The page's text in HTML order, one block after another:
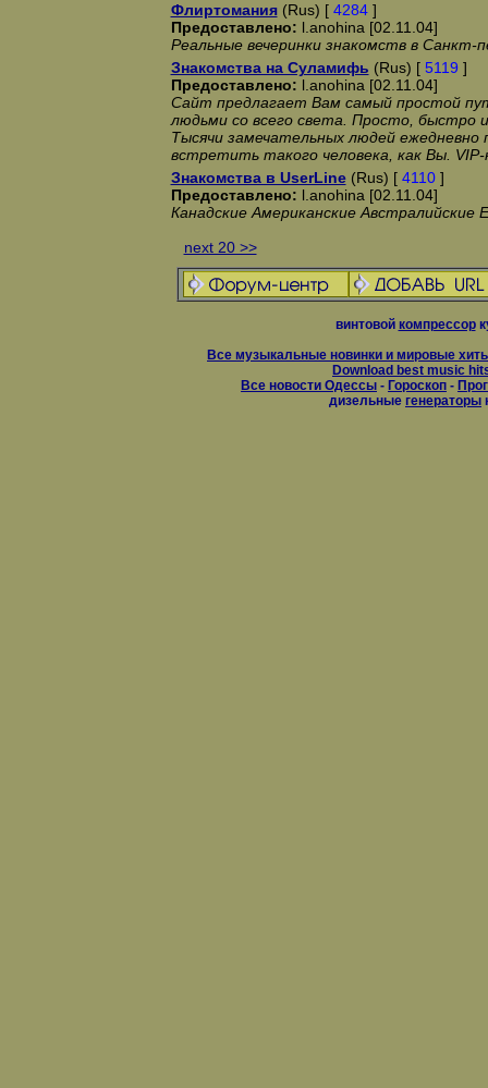
Флиртомания(Rus) [ 4284]
Предоставлено: l.anohina [02.11.04]
Реальные вечеринки знакомств в Санкт-
Знакомства на Суламифь (Rus) [ 5119 ]
Предоставлено: l.anohina [02.11.04]
Сайт предлагает Вам самый простой
людьми со всего света. Просто, быстро
Тысячи замечательных людей ежедневно
встретить такого человека, как Вы.
Знакомства в UserLine(Rus) [ 4110]
Предоставлено: l.anohina [02.11.04]
Канадские Американские Австралийские
next 20 >>
винтовой компрессор
Все музыкальные новинки и мировые
Download best music
Все новости Одессы - Гороскоп -
дизельные генераторы